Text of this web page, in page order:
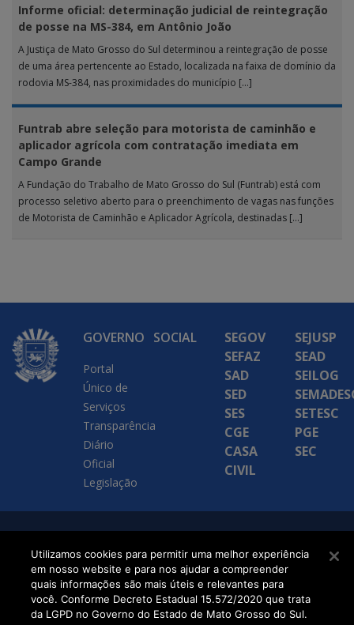
Informe oficial: determinação judicial de reintegração
de posse na MS-384, em Antônio João
A Justiça de Mato Grosso do Sul determinou a reintegração de posse
de uma área pertencente ao Estado, localizada na faixa de domínio da
rodovia MS-384, nas proximidades do município […]
Funtrab abre seleção para motorista de caminhão e
aplicador agrícola com contratação imediata em
Campo Grande
A Fundação do Trabalho de Mato Grosso do Sul (Funtrab) está com
processo seletivo aberto para o preenchimento de vagas nas funções
de Motorista de Caminhão e Aplicador Agrícola, destinadas […]
GOVERNO
Portal
Único de
Serviços
Transparência
Diário
Oficial
Legislação
SOCIAL
SEGOV
SEFAZ
SAD
SED
SES
CGE
CASA
CIVIL
SEJUSP
SEAD
SEILOG
SETESC
PGE
SEC
Executiva de
Transformação Digital
Utilizamos cookies para permitir uma melhor experiência
em nosso website e para nos ajudar a compreender
quais informações são mais úteis e relevantes para
você. Conforme Decreto Estadual 15.572/2020 que trata
da LGPD no Governo do Estado de Mato Grosso do Sul.